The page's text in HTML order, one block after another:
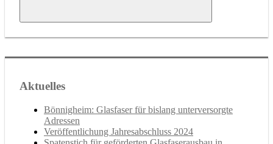
Suchen
Aktuelles
Bönnigheim: Glasfaser für bislang unterversorgte
Adressen
Veröffentlichung Jahresabschluss 2024